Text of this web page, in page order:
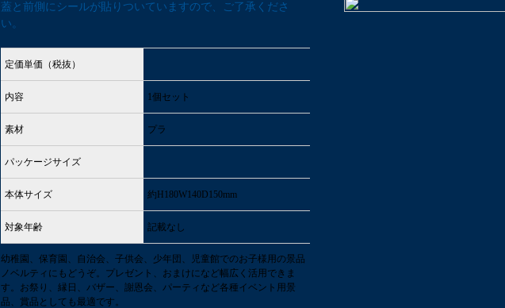
蓋と前側にシールが貼りついていますので、ご了承くださ
い。
定価単価（税抜）
内容 1個セット
素材 プラ
パッケージサイズ
本体サイズ 約H180W140D150mm
対象年齢 記載なし
幼稚園、保育園、自治会、子供会、少年団、児童館でのお子様用の景品
ノベルティにもどうぞ。プレゼント、おまけになど幅広く活用できま
す。お祭り、縁日、バザー、謝恩会、パーティなど各種イベント用景
品、賞品としても最適です。